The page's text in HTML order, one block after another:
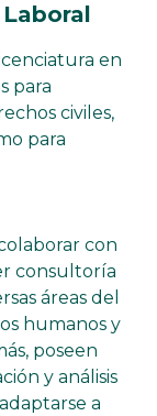
en
para
civiles,
para
con
consultoría
áreas del
humanos y
poseen
y análisis
a